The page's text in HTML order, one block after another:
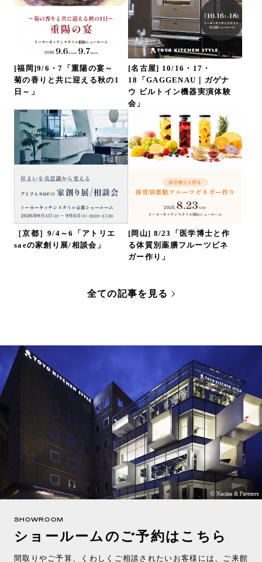
[福岡]9/6・7「重陽の宴～
菊の香りと共に迎える秋の1
日～」
[名古屋] 10/16・17・
18「GAGGENAU｜ガゲナ
ウ ビルトイン機器実演体験
会」
［京都］9/4～6「アトリエ
saeの家創り展/相談会」
[岡山] 8/23「医学博士と作
る体質別薬膳フルーツビネ
ガー作り」
全ての記事を見る
SHOWROOM
ショールームのご予約はこちら
間取りやご予算、くわしくご相談されたいお客様には、ご来館